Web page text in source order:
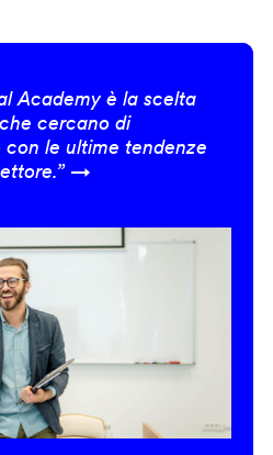
Academy è la scelta
cercano di
con le ultime tendenze
→